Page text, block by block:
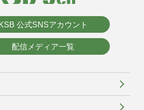
KSB 公式SNSアカウント
配信メディア一覧